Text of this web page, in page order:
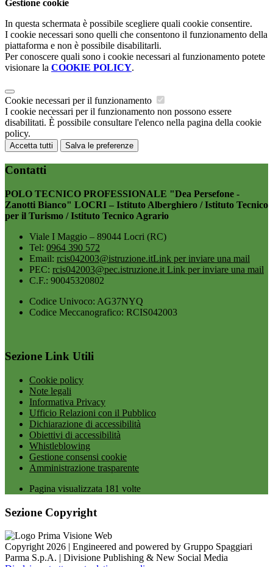
Gestione cookie
In questa schermata è possibile scegliere quali cookie consentire.
I cookie necessari sono quelli che consentono il funzionamento della
piattaforma e non è possibile disabilitarli.
Per conoscere quali sono i cookie necessari al funzionamento potete
visionare la COOKIE POLICY.
Cookie necessari per il funzionamento
I cookie necessari per il funzionamento non possono essere
disabilitati. È possibile consultare l'elenco nella pagina della cookie
policy.
Accetta tutti Salva le preferenze
Contatti
POLO TECNICO PROFESSIONALE "Dea Persefone -
Zanotti Bianco" LOCRI – Istituto Alberghiero / Istituto Tecnico
per il Turismo / Istituto Tecnico Agrario
Viale I Maggio – 89044 Locri (RC)
Tel: 0964 390 572
Email: rcis042003@istruzione.itLink per inviare una mail
PEC: rcis042003@pec.istruzione.it Link per inviare una mail
C.F.: 90045320802
Codice Univoco: AG37NYQ
Codice Meccanografico: RCIS042003
Sezione Link Utili
Cookie policy
Note legali
Informativa Privacy
Ufficio Relazioni con il Pubblico
Dichiarazione di accessibilità
Obiettivi di accessibilità
Whistleblowing
Gestione consensi cookie
Amministrazione trasparente
Pagina visualizzata 181 volte
Sezione Copyright
Copyright 2026 | Engineered and powered by Gruppo Spaggiari
Parma S.p.A. | Divisione Publishing & New Social Media